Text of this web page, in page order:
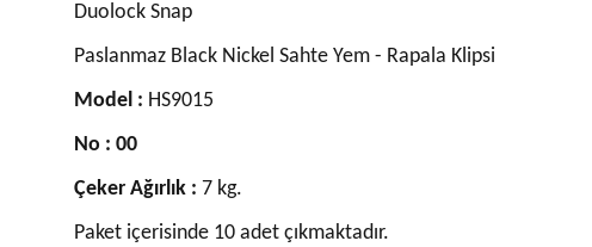
Duolock Snap
Paslanmaz Black Nickel Sahte Yem - Rapala Klipsi
Model : HS9015
No : 00
Çeker Ağırlık : 7 kg.
Paket içerisinde 10 adet çıkmaktadır.